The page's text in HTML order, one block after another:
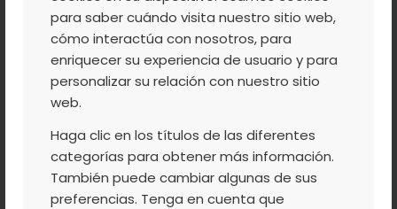
para saber cuándo visita nuestro sitio web,
cómo interactúa con nosotros, para
enriquecer su experiencia de usuario y para
personalizar su relación con nuestro sitio
web.
Haga clic en los títulos de las diferentes
categorías para obtener más información.
También puede cambiar algunas de sus
preferencias. Tenga en cuenta que